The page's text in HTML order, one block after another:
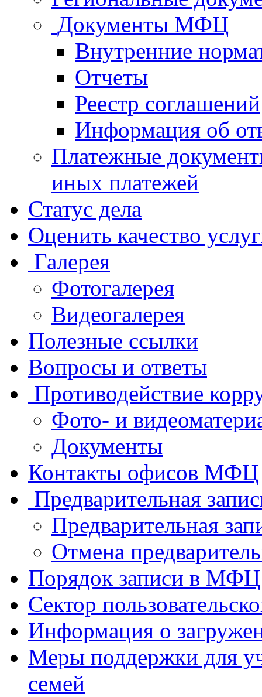
Документы МФЦ
Внутренние
Отчеты
Реестр соглашений
Информация об
Платежные
иных платежей
Статус дела
Оценить качество
Галерея
Фотогалерея
Видеогалерея
Полезные ссылки
Вопросы и ответы
Противодействие
Фото- и
Документы
Контакты офисов МФЦ
Предварительная
Предварительная
Отмена
Порядок записи в МФЦ
Сектор
Информация о
Меры поддержки для
семей